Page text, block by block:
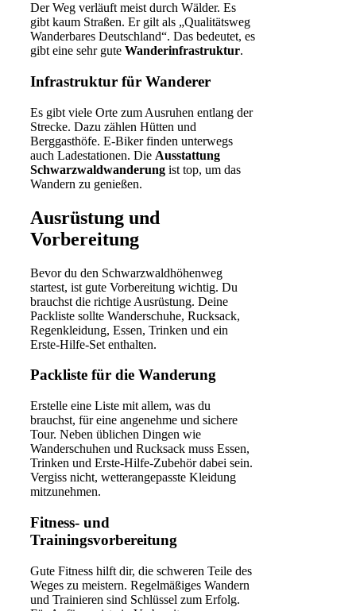
Der Weg verläuft meist durch Wälder. Es
gibt kaum Straßen. Er gilt als „Qualitätsweg
Wanderbares Deutschland“. Das bedeutet, es
gibt eine sehr gute Wanderinfrastruktur.
Infrastruktur für Wanderer
Es gibt viele Orte zum Ausruhen entlang der
Strecke. Dazu zählen Hütten und
Berggasthöfe. E-Biker finden unterwegs
auch Ladestationen. Die Ausstattung
Schwarzwaldwanderung ist top, um das
Wandern zu genießen.
Ausrüstung und
Vorbereitung
Bevor du den Schwarzwaldhöhenweg
startest, ist gute Vorbereitung wichtig. Du
brauchst die richtige Ausrüstung. Deine
Packliste sollte Wanderschuhe, Rucksack,
Regenkleidung, Essen, Trinken und ein
Erste-Hilfe-Set enthalten.
Packliste für die Wanderung
Erstelle eine Liste mit allem, was du
brauchst, für eine angenehme und sichere
Tour. Neben üblichen Dingen wie
Wanderschuhen und Rucksack muss Essen,
Trinken und Erste-Hilfe-Zubehör dabei sein.
Vergiss nicht, wetterangepasste Kleidung
mitzunehmen.
Fitness- und
Trainingsvorbereitung
Gute Fitness hilft dir, die schweren Teile des
Weges zu meistern. Regelmäßiges Wandern
und Trainieren sind Schlüssel zum Erfolg.